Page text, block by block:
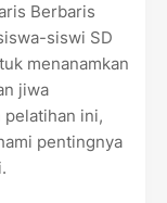
Berbaris
siswi SD
menanamkan
jiwa
pelatihan ini,
pentingnya